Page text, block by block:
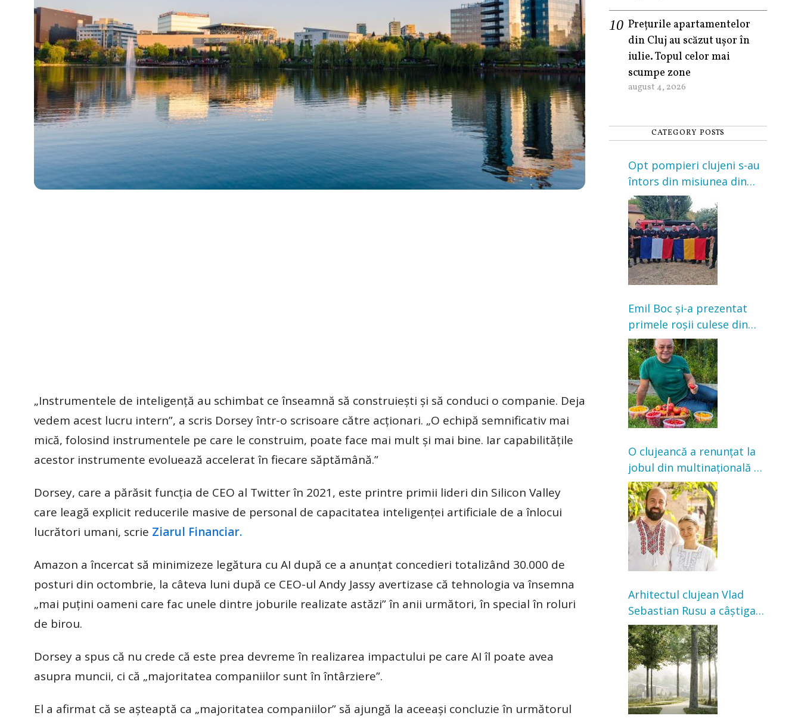
„Instrumentele de inteligenţă au schimbat ce înseamnă să construieşti şi să conduci o companie. Deja
vedem acest lucru intern”, a scris Dorsey într-o scrisoare către acţionari. „O echipă semnificativ mai
mică, folosind instrumentele pe care le construim, poate face mai mult şi mai bine. Iar capabilităţile
acestor instrumente evoluează accelerat în fiecare săptămână.”
Dorsey, care a părăsit funcţia de CEO al Twitter în 2021, este printre primii lideri din Silicon Valley
care leagă explicit reducerile masive de personal de capacitatea inteligenţei artificiale de a înlocui
lucrători umani, scrie Ziarul Financiar.
Amazon a încercat să minimizeze legătura cu AI după ce a anunţat concedieri totalizând 30.000 de
posturi din octombrie, la câteva luni după ce CEO-ul Andy Jassy avertizase că tehnologia va însemna
„mai puţini oameni care fac unele dintre joburile realizate astăzi” în anii următori, în special în roluri
de birou.
Dorsey a spus că nu crede că este prea devreme în realizarea impactului pe care AI îl poate avea
asupra muncii, ci că „majoritatea companiilor sunt în întârziere”.
El a afirmat că se aşteaptă ca „majoritatea companiilor” să ajungă la aceeaşi concluzie în următorul
Prețurile apartamentelor
din Cluj au scăzut ușor în
iulie. Topul celor mai
scumpe zone
august 4, 2026
CATEGORY POSTS
Opt pompieri clujeni s-au
întors din misiunea din
Franța. Au intervenit la
incendii de vegetație și
pădure
Emil Boc și-a prezentat
primele roșii culese din
grădină: „Niciun magazin
nu poate oferi această
satisfacție”
O clujeancă a renunțat la
jobul din multinațională și
s-a mutat la țară. Acum
cultivă legume în grădina
bunicilor
Arhitectul clujean Vlad
Sebastian Rusu a câștigat
concursul pentru
transformarea Grădinii
Casei Universitarilor